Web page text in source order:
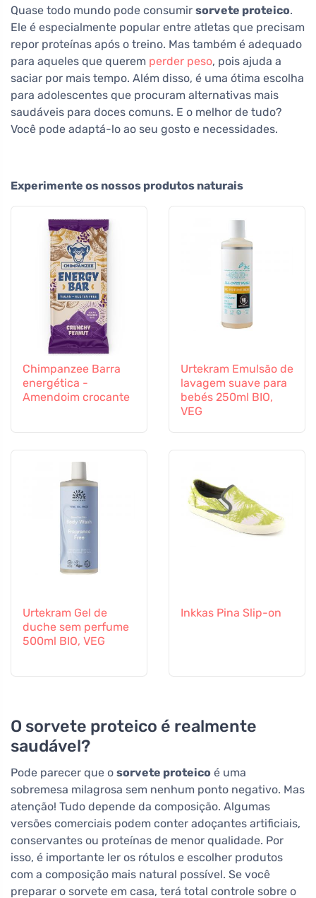
Quase todo mundo pode consumir sorvete proteico.
Ele é especialmente popular entre atletas que precisam
repor proteínas após o treino. Mas também é adequado
para aqueles que querem perder peso, pois ajuda a
saciar por mais tempo. Além disso, é uma ótima escolha
para adolescentes que procuram alternativas mais
saudáveis para doces comuns. E o melhor de tudo?
Você pode adaptá-lo ao seu gosto e necessidades.
Experimente os nossos produtos naturais
Chimpanzee Barra
energética -
Amendoim crocante
Urtekram Emulsão de
lavagem suave para
bebés 250ml BIO,
VEG
Urtekram Gel de
duche sem perfume
500ml BIO, VEG
Inkkas Pina Slip-on
O sorvete proteico é realmente
saudável?
Pode parecer que o sorvete proteico é uma
sobremesa milagrosa sem nenhum ponto negativo. Mas
atenção! Tudo depende da composição. Algumas
versões comerciais podem conter adoçantes artificiais,
conservantes ou proteínas de menor qualidade. Por
isso, é importante ler os rótulos e escolher produtos
com a composição mais natural possível. Se você
preparar o sorvete em casa, terá total controle sobre o